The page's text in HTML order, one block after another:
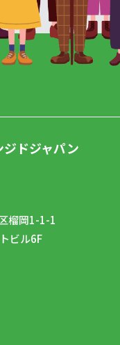
ドジャパン
榴岡1-1-1
ビル6F